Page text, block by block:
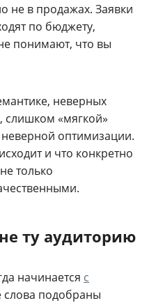
не в продажах. Заявки
по бюджету,
понимают, что вы
неверных
слишком «мягкой»
оптимизации.
и что конкретно
только
ту аудиторию
начинается с
слова подобраны